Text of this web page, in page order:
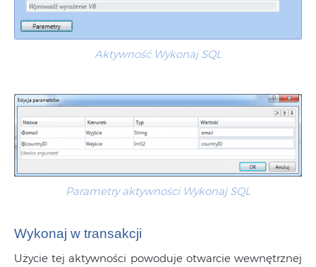
Aktywność Wykonaj SQL
Parametry aktywności Wykonaj SQL
Wykonaj w transakcji
Użycie tej aktywności powoduje otwarcie wewnętrznej